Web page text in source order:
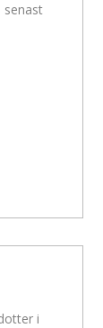
senast
i